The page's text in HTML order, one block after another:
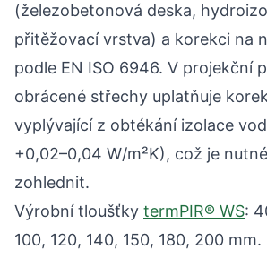
(železobetonová deska,
přitěžovací vrstva) a korekci na
podle EN ISO 6946. V projekční
obrácené střechy uplatňuje
vyplývající z obtékání izolace
+0,02–0,04 W/m²K), což je
zohlednit.
Výrobní tloušťky termPIR® WS:
100, 120, 140, 150, 180, 200